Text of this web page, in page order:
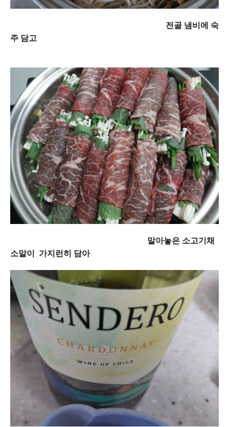
전골 냄비에 숙
주 담고
말아놓은 소고기채
소말이 가지런히 담아